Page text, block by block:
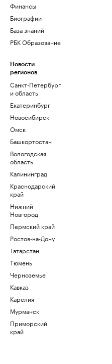
Финансы
Биографии
База знаний
РБК Образование
Новости
регионов
Санкт-Петербург
и область
Екатеринбург
Новосибирск
Омск
Башкортостан
Вологодская
область
Калининград
Краснодарский
край
Нижний
Новгород
Пермский край
Ростов-на-Дону
Татарстан
Тюмень
Черноземье
Кавказ
Карелия
Мурманск
Приморский
край